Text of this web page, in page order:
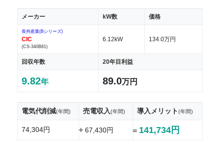
メーカー kW数 価格
長州産業(Bシリーズ)
CIC
(CS-340B81)
6.12kW 134.0万円
回収年数 20年目利益
9.82年 89.0万円
電気代削減(年間) 売電収入(年間) 導入メリット(年間)
74,304円 +67,430円 = 141,734円